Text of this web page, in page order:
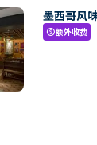
墨西哥风
paid额外收费